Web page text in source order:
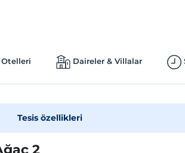
Daireler & Villalar
Tesis özellikleri
2